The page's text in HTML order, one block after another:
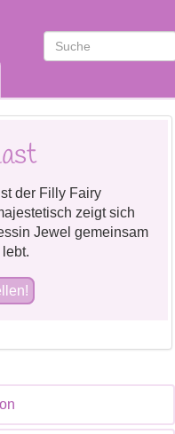
der Filly Fairy
zeigt sich
Jewel gemeinsam